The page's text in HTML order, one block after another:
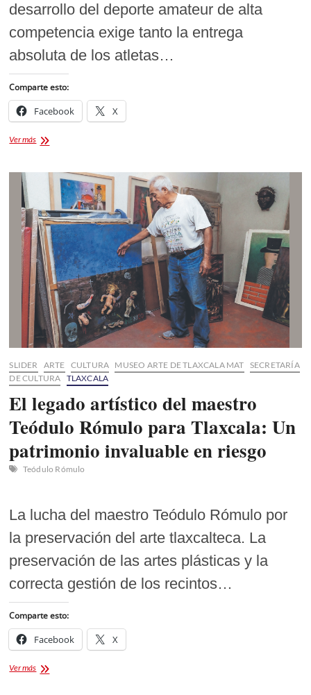
desarrollo del deporte amateur de alta
competencia exige tanto la entrega
absoluta de los atletas…
Comparte esto:
Facebook X
Ver másLa
despide
la
Olimpiada
Nacional
en
Tlaxcala
con
broche
de
oro
SLIDER ARTE CULTURA MUSEO ARTE DE TLAXCALA MAT SECRETARÍA
DE CULTURA TLAXCALA
El legado artístico del maestro
Teódulo Rómulo para Tlaxcala: Un
patrimonio invaluable en riesgo
Teódulo Rómulo
La lucha del maestro Teódulo Rómulo por
la preservación del arte tlaxcalteca. La
preservación de las artes plásticas y la
correcta gestión de los recintos…
Comparte esto:
Facebook X
Ver másEl